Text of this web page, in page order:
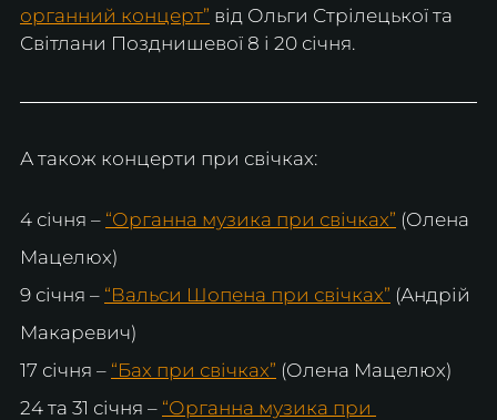
органний концерт” від Ольги Стрілецької та
Світлани Позднишевої 8 і 20 січня.
А також концерти при свічках:
4 січня – “Органна музика при свічках” (Олена
Мацелюх)
9 січня – “Вальси Шопена при свічках” (Андрій
Макаревич)
17 січня – “Бах при свічках” (Олена Мацелюх)
24 та 31 січня – “Органна музика при